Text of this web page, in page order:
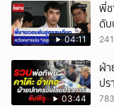
04:11
พี่ช
ดับ
03:44
ฝ่
ป
แม่